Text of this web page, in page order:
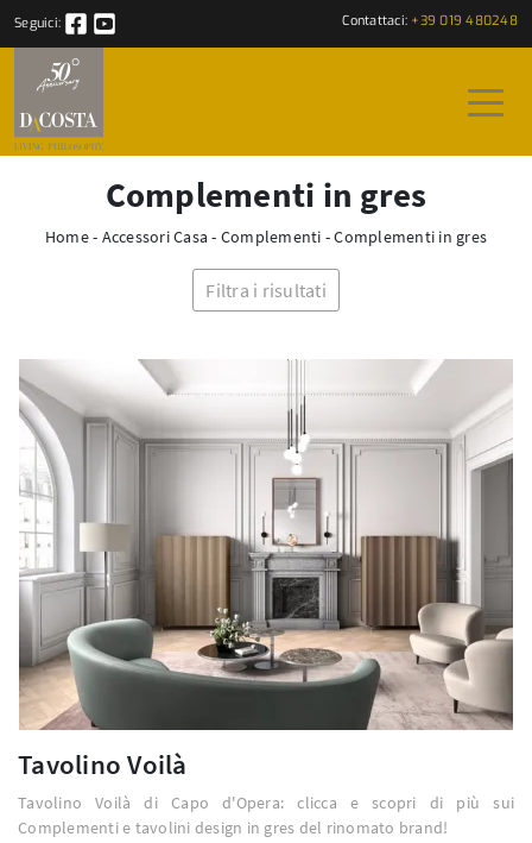
Seguici: Contattaci: +39 019 480248
Complementi in gres
Home- Accessori Casa - Complementi -Complementi in gres
Filtra i risultati
Tavolino Voilà
Tavolino Voilà di Capo d'Opera: clicca e scopri di più sui
Complementi e tavolini design in gres del rinomato brand!